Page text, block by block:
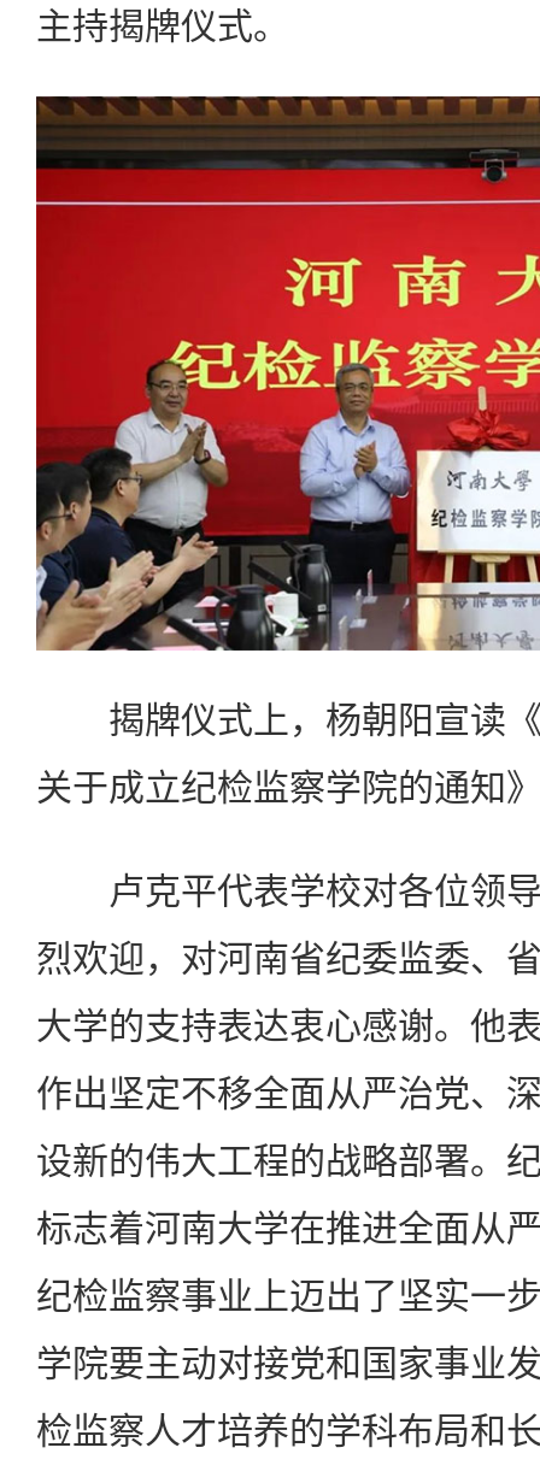
主持揭牌仪式。
揭牌仪式上，杨朝阳宣读《
关于成立纪检监察学院的通知
卢克平代表学校对各位领导
烈欢迎，对河南省纪委监委、
大学的支持表达衷心感谢。他
作出坚定不移全面从严治党、
设新的伟大工程的战略部署。
标志着河南大学在推进全面从
纪检监察事业上迈出了坚实一
学院要主动对接党和国家事业
检监察人才培养的学科布局和